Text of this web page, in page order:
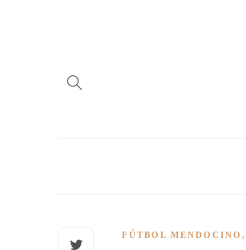
FÚTBOL MENDOCINO ,